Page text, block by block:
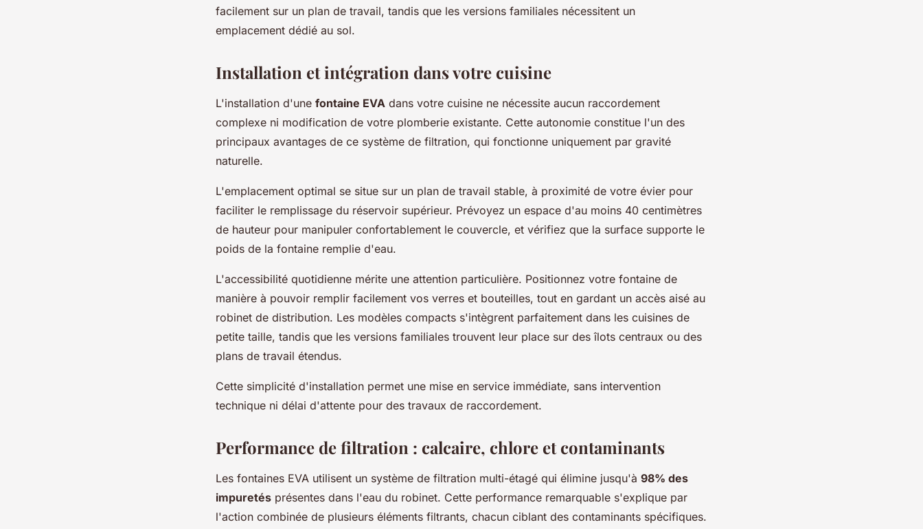
facilement sur un plan de travail, tandis que les versions familiales nécessitent un
emplacement dédié au sol.
Installation et intégration dans votre cuisine
L'installation d'une fontaine EVA dans votre cuisine ne nécessite aucun raccordement
complexe ni modification de votre plomberie existante. Cette autonomie constitue l'un des
principaux avantages de ce système de filtration, qui fonctionne uniquement par gravité
naturelle.
L'emplacement optimal se situe sur un plan de travail stable, à proximité de votre évier pour
faciliter le remplissage du réservoir supérieur. Prévoyez un espace d'au moins 40 centimètres
de hauteur pour manipuler confortablement le couvercle, et vérifiez que la surface supporte le
poids de la fontaine remplie d'eau.
L'accessibilité quotidienne mérite une attention particulière. Positionnez votre fontaine de
manière à pouvoir remplir facilement vos verres et bouteilles, tout en gardant un accès aisé au
robinet de distribution. Les modèles compacts s'intègrent parfaitement dans les cuisines de
petite taille, tandis que les versions familiales trouvent leur place sur des îlots centraux ou des
plans de travail étendus.
Cette simplicité d'installation permet une mise en service immédiate, sans intervention
technique ni délai d'attente pour des travaux de raccordement.
Performance de filtration : calcaire, chlore et contaminants
Les fontaines EVA utilisent un système de filtration multi-étagé qui élimine jusqu'à 98% des
impuretés présentes dans l'eau du robinet. Cette performance remarquable s'explique par
l'action combinée de plusieurs éléments filtrants, chacun ciblant des contaminants spécifiques.